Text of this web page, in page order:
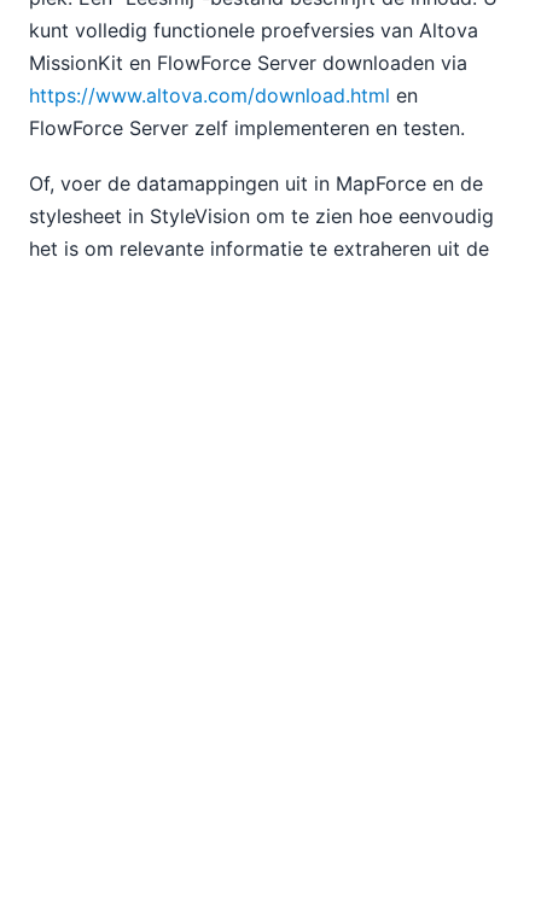
kunt volledig functionele proefversies van Altova
MissionKit en FlowForce Server downloaden via
https://www.altova.com/download.html en
FlowForce Server zelf implementeren en testen.
Of, voer de datamappingen uit in MapForce en de
stylesheet in StyleVision om te zien hoe eenvoudig
het is om relevante informatie te extraheren uit de